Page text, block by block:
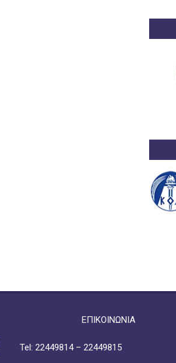
ΕΠΙΚΟΙΝΩΝΙΑ
Tel: 22449814 – 22449815